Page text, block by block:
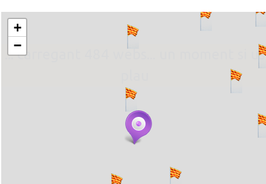
... carregant 484 webs... un moment si us
+
−